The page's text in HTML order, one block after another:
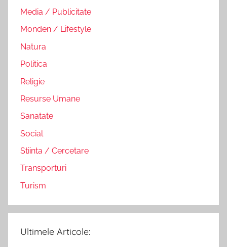
Media / Publicitate
Monden / Lifestyle
Natura
Politica
Religie
Resurse Umane
Sanatate
Social
Stiinta / Cercetare
Transporturi
Turism
Ultimele Articole: